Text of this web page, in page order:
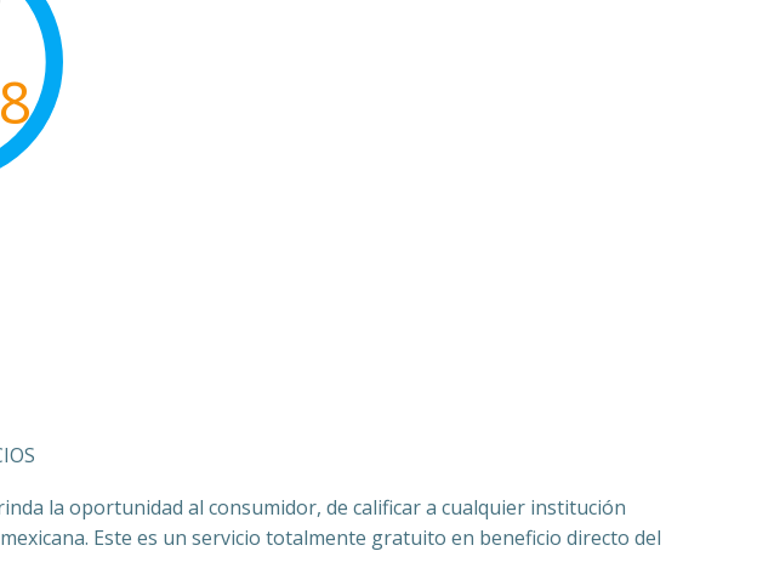
la oportunidad al consumidor, de calificar a cualquier institución
Este es un servicio totalmente gratuito en beneficio directo del